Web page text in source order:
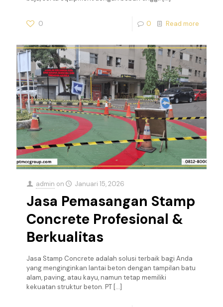
0 0 Read more
admin on Januari 15, 2026
Jasa Pemasangan Stamp
Concrete Profesional &
Berkualitas
Jasa Stamp Concrete adalah solusi terbaik bagi Anda
yang menginginkan lantai beton dengan tampilan batu
alam, paving, atau kayu, namun tetap memiliki
kekuatan struktur beton. PT […]